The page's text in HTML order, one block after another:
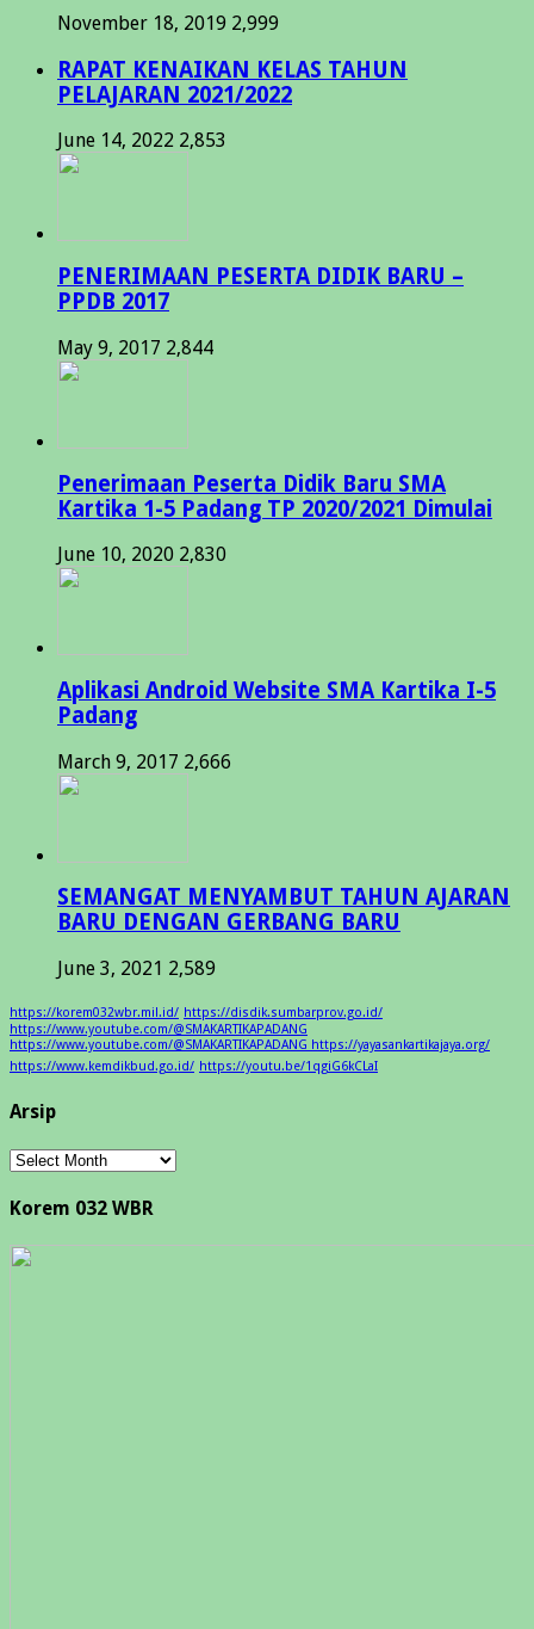
November 18, 2019 2,999
RAPAT KENAIKAN KELAS TAHUN
PELAJARAN 2021/2022
June 14, 2022 2,853
PENERIMAAN PESERTA DIDIK BARU –
PPDB 2017
May 9, 2017 2,844
Penerimaan Peserta Didik Baru SMA
Kartika 1-5 Padang TP 2020/2021 Dimulai
June 10, 2020 2,830
Aplikasi Android Website SMA Kartika I-5
Padang
March 9, 2017 2,666
SEMANGAT MENYAMBUT TAHUN AJARAN
BARU DENGAN GERBANG BARU
June 3, 2021 2,589
https://korem032wbr.mil.id/ https://disdik.sumbarprov.go.id/
https://www.youtube.com/@SMAKARTIKAPADANG
https://www.youtube.com/@SMAKARTIKAPADANG https://yayasankartikajaya.org/
https://www.kemdikbud.go.id/ https://youtu.be/1qgiG6kCLaI
Arsip
Arsip
Korem 032 WBR